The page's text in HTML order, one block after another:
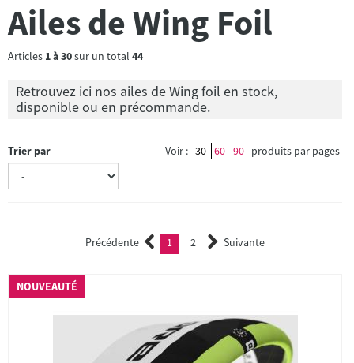
Ailes de Wing Foil
Articles 1à30sur un total 44
Retrouvez ici nos ailes de Wing foil en stock,
disponible ou en précommande.
Trier par Voir : 30 60 90 produits par pages
Précédente 1 (current)
2 Suivante
NOUVEAUTÉ